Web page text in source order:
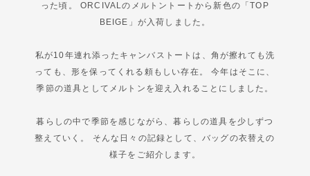
った頃。 ORCIVALのメルトントートから新色の「TOP
BEIGE」が入荷しました。
私が10年連れ添ったキャンバストートは、角が擦れても洗
っても、形を保ってくれる頼もしい存在。 今年はそこに、
季節の道具としてメルトンを迎え入れることにしました。
暮らしの中で季節を感じながら、暮らしの道具を少しずつ
整えていく。 そんな日々の記録として、バッグの衣替えの
様子をご紹介します。